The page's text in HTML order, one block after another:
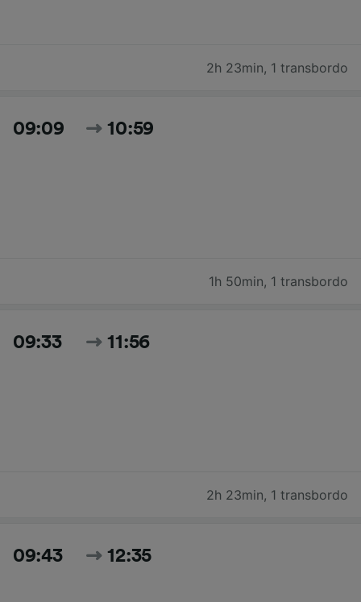
2h 23min, 1 transbordo
09:09 10:59
1h 50min, 1 transbordo
09:33 11:56
2h 23min, 1 transbordo
09:43 12:35